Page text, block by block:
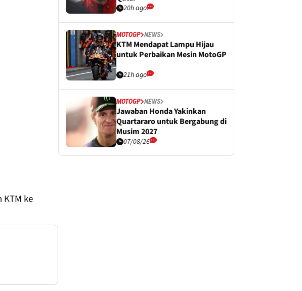
ke
20h ago
MOTOGP NEWS
KTM Mendapat Lampu Hijau
untuk Perbaikan Mesin MotoGP
21h ago
MOTOGP NEWS
Jawaban Honda Yakinkan
Quartararo untuk Bergabung di
Musim 2027
07/08/26